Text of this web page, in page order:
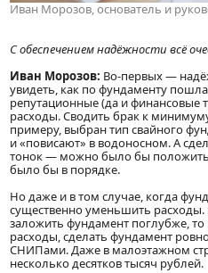
Иван Морозов, основатель и
С обеспечением надёжности всё
Иван Морозов: Во-первых —
увидеть, как по фундаменту
репутационные (да и финансовые
расходы. Сводить брак к
примеру, выбран тип свайного
и «повисают» в водоносном. А
тонок — можно было бы положить
было бы в порядке.
Но даже и в том случае, когда
существенно уменьшить расходы.
заложить фундамент поглубже,
расходы, сделать фундамент
СНИПами. Даже в малоэтажном
несколько десятков тысяч рублей.